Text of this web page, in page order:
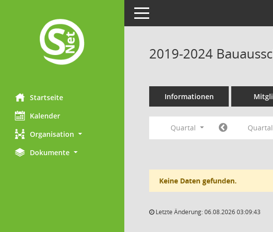
Startseite
Kalender
Organisation
Dokumente
Toggle navigation
2019-2024
Informationen
Quartal
Keine Daten gefunden.
Letzte Änderung: 06.08.2026 03:09:43